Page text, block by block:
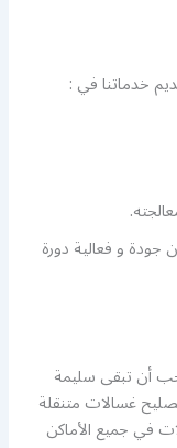
خدماتنا في :
جودة و فعالية دورة
أن تبقى سليمة
غسالات متنقلة
في جميع الأماكن